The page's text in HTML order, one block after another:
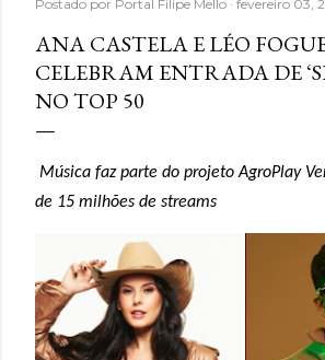
Postado por Portal Filipe Mello fevereiro 03,
ANA CASTELA E LÉO
CELEBRAM ENTRADA DE
NO TOP 50
Música faz parte do projeto AgroPlay
de 15 milhões de streams